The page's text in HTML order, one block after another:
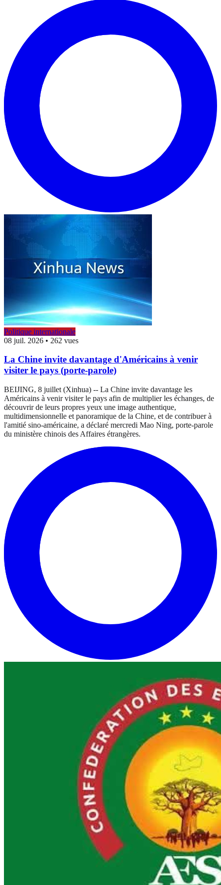
Politique internationale
08 juil. 2026 • 262 vues
La Chine invite davantage d'Américains à venir
visiter le pays (porte-parole)
BEIJING, 8 juillet (Xinhua) -- La Chine invite davantage les
Américains à venir visiter le pays afin de multiplier les échanges, de
découvrir de leurs propres yeux une image authentique,
multidimensionnelle et panoramique de la Chine, et de contribuer à
l'amitié sino-américaine, a déclaré mercredi Mao Ning, porte-parole
du ministère chinois des Affaires étrangères.